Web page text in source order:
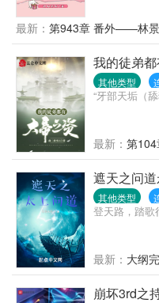
最新： 第943章 番外——林
我的徒弟
其他类型
“牙部天垢（
最新： 第
遮天之问
其他类型
登天路，踏歌
最新： 大纲
崩坏3rd之